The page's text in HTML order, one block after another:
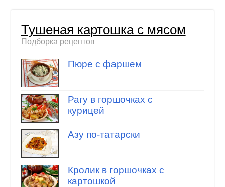
Тушеная картошка с мясом
Подборка рецептов
Пюре с фаршем
Рагу в горшочках с
курицей
Азу по-татарски
Кролик в горшочках с
картошкой